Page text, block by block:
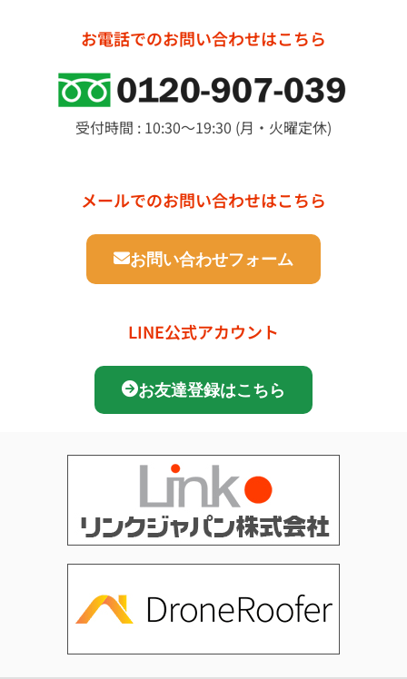
お電話でのお問い合わせはこちら
受付時間 : 10:30～19:30 (月・火曜定休)
メールでのお問い合わせはこちら
お問い合わせフォーム
LINE公式アカウント
お友達登録はこちら